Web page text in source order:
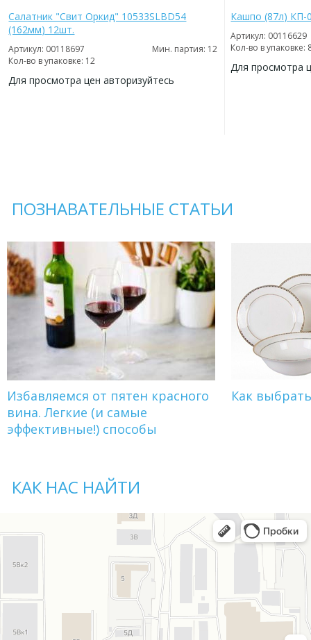
Салатник "Свит Оркид" 10533SLBD54
(162мм) 12шт.
Артикул: 00118697
Мин. партия: 12
Кол-во в упаковке: 12
Для просмотра цен авторизуйтесь
Кашпо (87л) КП-
Артикул: 00116629
Кол-во в упаковке:
Для просмотра
ПОЗНАВАТЕЛЬНЫЕ СТАТЬИ
Избавляемся от пятен красного
вина. Легкие (и самые
эффективные!) способы
Как
КАК НАС НАЙТИ